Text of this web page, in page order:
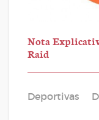
Nota
Raid
Deportivas